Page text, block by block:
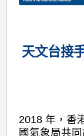
天文台接
2018 年，香
國氣象局共